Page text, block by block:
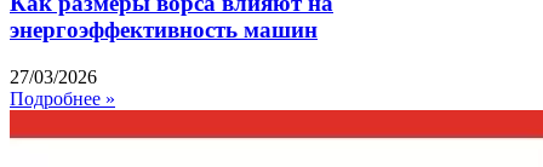
энергоэффективность машин
27/03/2026
Подробнее »